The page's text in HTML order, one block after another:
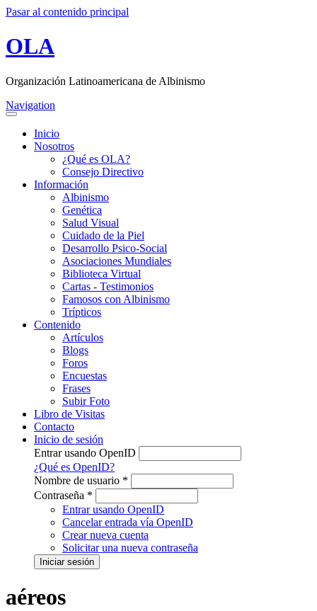
Pasar al contenido principal
OLA
Organización Latinoamericana de Albinismo
Navigation
Inicio
Nosotros
¿Qué es OLA?
Consejo Directivo
Información
Albinismo
Genética
Salud Visual
Cuidado de la Piel
Desarrollo Psico-Social
Asociaciones Mundiales
Biblioteca Virtual
Cartas - Testimonios
Famosos con Albinismo
Trípticos
Contenido
Artículos
Blogs
Foros
Encuestas
Frases
Subir Foto
Libro de Visitas
Contacto
Inicio de sesión
Entrar usando OpenID
¿Qué es OpenID?
Nombre de usuario *
Contraseña *
Entrar usando OpenID
Cancelar entrada vía OpenID
Crear nueva cuenta
Solicitar una nueva contraseña
aéreos